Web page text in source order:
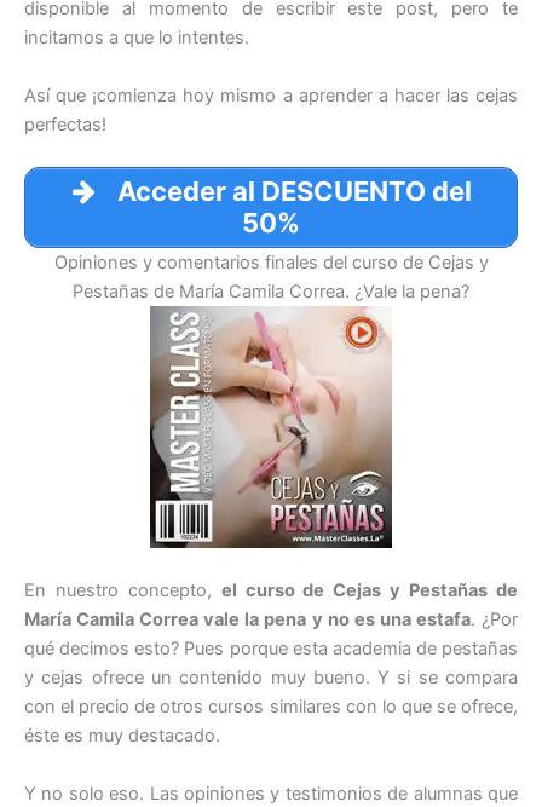
disponible al momento de escribir este post, pero te
incitamos a que lo intentes.
Así que ¡comienza hoy mismo a aprender a hacer las cejas
perfectas!
Acceder al DESCUENTO del
50%
Opiniones y comentarios finales del curso de Cejas y
Pestañas de María Camila Correa. ¿Vale la pena?
En nuestro concepto, el curso de Cejas y Pestañas de
María Camila Correa vale la pena y no es una estafa. ¿Por
qué decimos esto? Pues porque esta academia de pestañas
y cejas ofrece un contenido muy bueno. Y si se compara
con el precio de otros cursos similares con lo que se ofrece,
éste es muy destacado.
Y no solo eso. Las opiniones y testimonios de alumnas que